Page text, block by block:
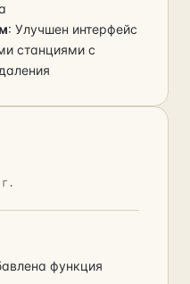
: Улучшен интерфейс
станциями с
функция